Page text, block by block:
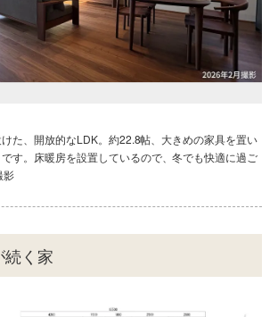
、アイランドキッチンを採用。キッチンからLDK全
ご家族との会話を楽しみながらお料理ができそうで
た、開放的なLDK。約22.8帖、大きめの家具を置い
す。床暖房を設置しているので、冬でも快適に過ご
影
ラットにつながり、一体的な空間として利用できま
と過ごしながら、お庭で遊ぶお子様を見守ることが
影
、アイランドキッチンを採用。キッチンからLDK全
ご家族との会話を楽しみながらお料理ができそうで
た、開放的なLDK。約22.8帖、大きめの家具を置い
す。床暖房を設置しているので、冬でも快適に過ご
影
く家